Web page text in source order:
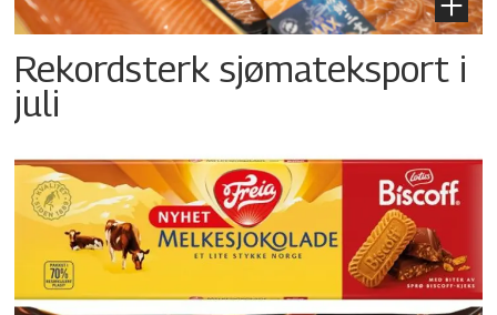
Rekordsterk sjømateksport i
juli